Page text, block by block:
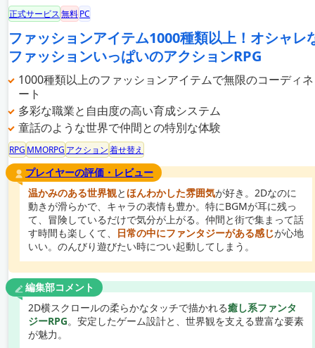
正式サービス無料PC
ファッションアイテム1000種類以上！オシャレ
ファッションいっぱいのアクションRPG
1000種類以上のファッションアイテムで無限のコーディネ
ート
多彩な職業と自由度の高い育成システム
童話のような世界で仲間との特別な体験
RPG MMORPG アクション着せ替え
プレイヤーの評価・レビュー
温かみのある世界観とほんわかした雰囲気が好き。2Dなのに
動きが滑らかで、キャラの表情も豊か。特にBGMが耳に残っ
て、冒険しているだけで気分が上がる。仲間と街で集まって話
す時間も楽しくて、
日常の中にファンタジーがある感じが心地
いい。のんびり遊びたい時につい起動してしまう。
編集部コメント
2D横スクロールの柔らかなタッチで描かれる癒し系ファンタ
ジーRPG。安定したゲーム設計と、世界観を支える豊富な要素
が魅力。